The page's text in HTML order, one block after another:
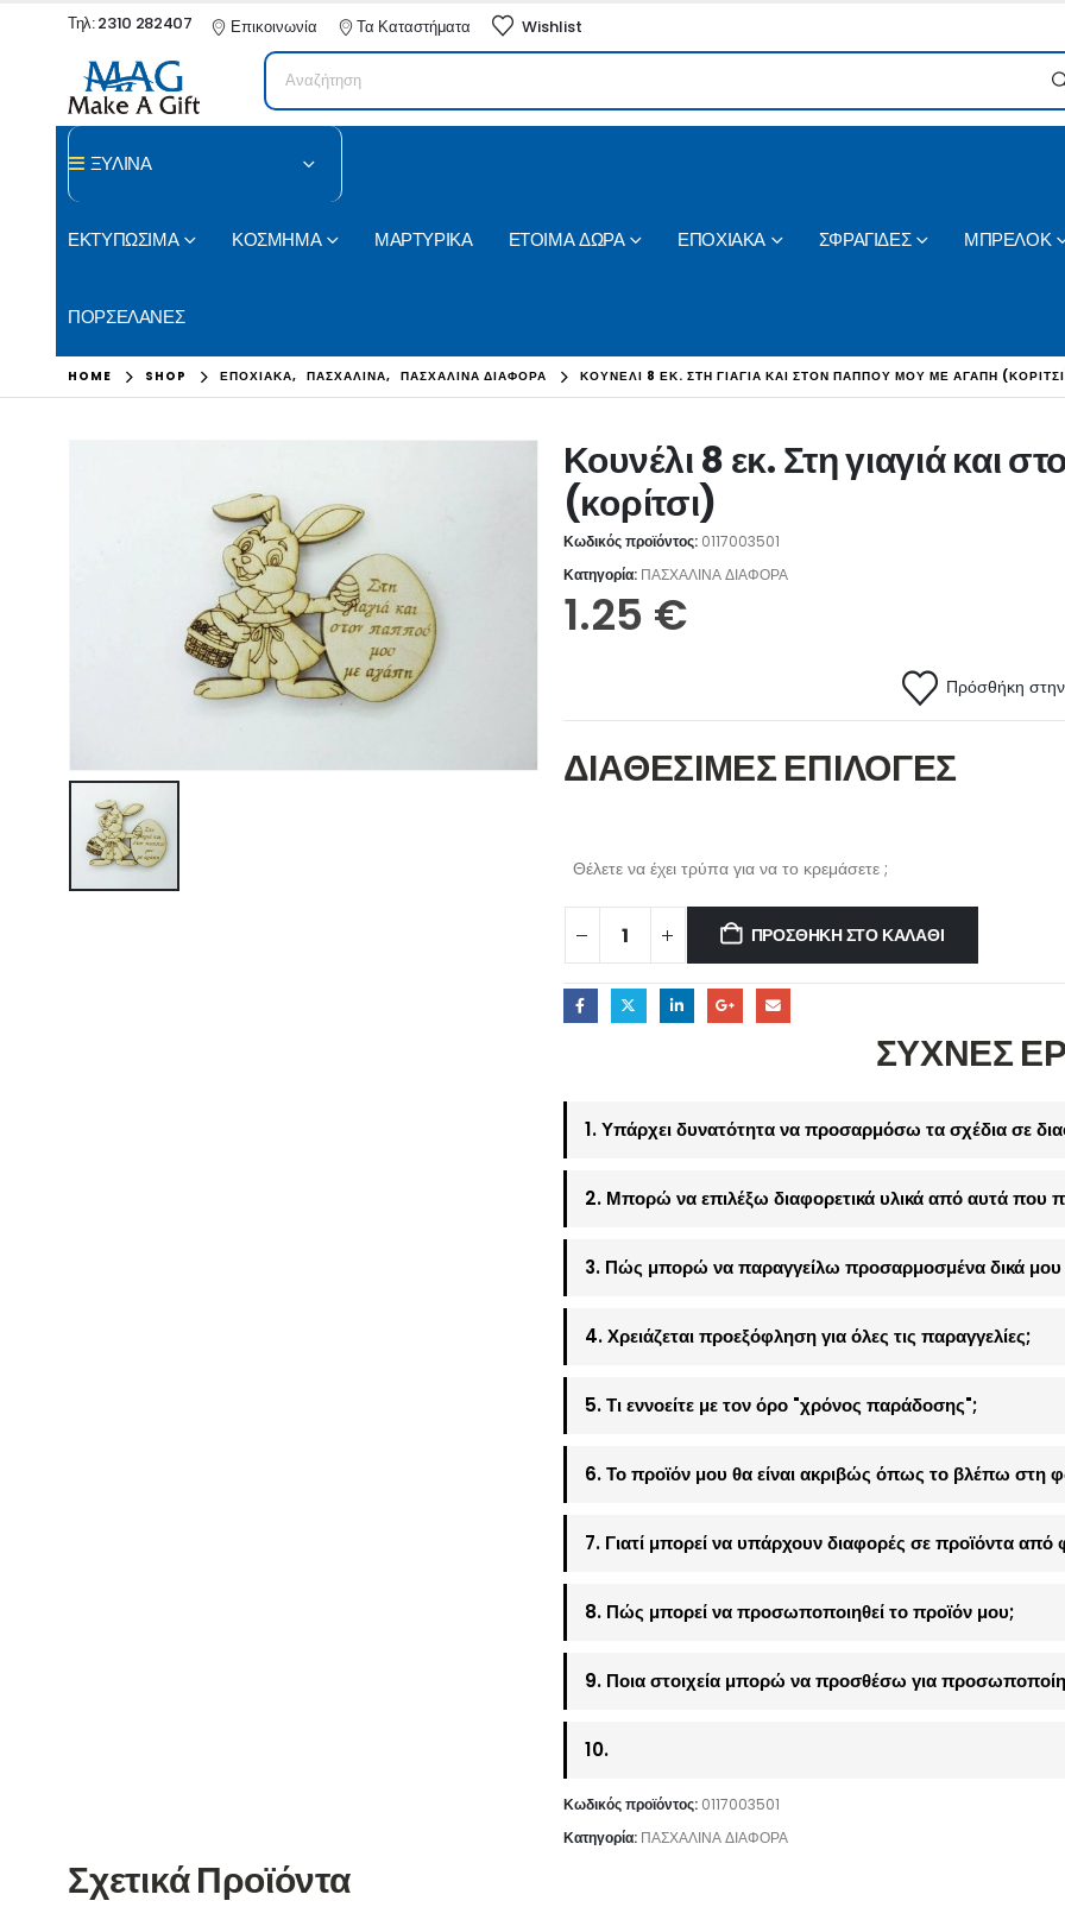
Τηλ: 2310 282407 Επικοινωνία Τα Καταστήματα Wishlist
ΞΥΛΙΝΑ
ΕΚΤΥΠΩΣΙΜΑ ΚΟΣΜΗΜΑ ΜΑΡΤΥΡΙΚΑ ΕΤΟΙΜΑ ΔΩΡΑ ΕΠΟΧΙΑΚΑ ΣΦΡΑΓΙΔΕΣ ΜΠΡΕΛΟΚ
ΠΟΡΣΕΛΑΝΕΣ
HOME SHOP ΕΠΟΧΙΑΚΑ, ΠΑΣΧΑΛΙΝΑ, ΠΑΣΧΑΛΙΝΑ ΔΙΑΦΟΡΑ ΚΟΥΝΈΛΙ 8 ΕΚ. ΣΤΗ ΓΙΑΓΙΆ ΚΑΙ ΣΤΟΝ ΠΑΠΠΟΎ ΜΟΥ ΜΕ ΑΓΆΠΗ
Κουνέλι 8 εκ. Στη γιαγιά και
(κορίτσι)
Κωδικός προϊόντος: 0117003501
Κατηγορία: ΠΑΣΧΑΛΙΝΑ ΔΙΑΦΟΡΑ
1.25 €
Πρόσθήκη στην
ΔΙΑΘΕΣΙΜΕΣ ΕΠΙΛΟΓΕΣ
Θέλετε να έχει τρύπα για να το κρεμάσετε ;
ΠΡΟΣΘΉΚΗ ΣΤΟ ΚΑΛΆΘΙ
ΣΥΧΝΕΣ
1. Υπάρχει δυνατότητα να προσαρμόσω τα σχέδια σε
2. Μπορώ να επιλέξω διαφορετικά υλικά από αυτά που
3. Πώς μπορώ να παραγγείλω προσαρμοσμένα δικά μου
4. Χρειάζεται προεξόφληση για όλες τις παραγγελίες;
5. Τι εννοείτε με τον όρο "χρόνος παράδοσης";
6. Το προϊόν μου θα είναι ακριβώς όπως το βλέπω στη
7. Γιατί μπορεί να υπάρχουν διαφορές σε προϊόντα από
8. Πώς μπορεί να προσωποποιηθεί το προϊόν μου;
9. Ποια στοιχεία μπορώ να προσθέσω για
10.
Κωδικός προϊόντος: 0117003501
Κατηγορία: ΠΑΣΧΑΛΙΝΑ ΔΙΑΦΟΡΑ
Σχετικά Προϊόντα